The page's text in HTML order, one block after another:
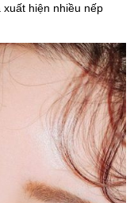
hiện nhiều nếp